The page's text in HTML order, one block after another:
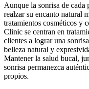
Aunque la sonrisa de cada
realzar su encanto natural
tratamientos cosméticos y
Clinic se centran en
clientes a lograr una
belleza natural y
Mantener la salud bucal,
sonrisa permanezca
propios.